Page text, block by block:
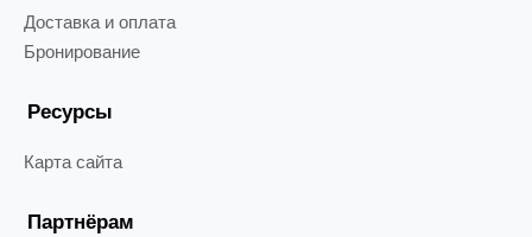
Доставка и оплата
Бронирование
Ресурсы
Карта сайта
Партнёрам